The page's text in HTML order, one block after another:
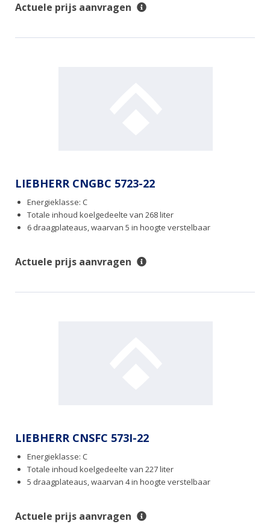
Actuele prijs aanvragen
LIEBHERR CNGBC 5723-22
Energieklasse: C
Totale inhoud koelgedeelte van 268 liter
6 draagplateaus, waarvan 5 in hoogte verstelbaar
Actuele prijs aanvragen
LIEBHERR CNSFC 573I-22
Energieklasse: C
Totale inhoud koelgedeelte van 227 liter
5 draagplateaus, waarvan 4 in hoogte verstelbaar
Actuele prijs aanvragen